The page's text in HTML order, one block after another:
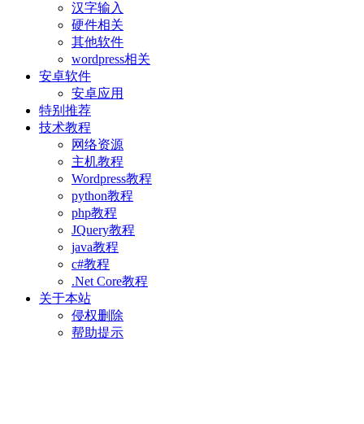
汉字输入
硬件相关
其他软件
wordpress相关
安卓软件
安卓应用
特别推荐
技术教程
网络资源
主机教程
Wordpress教程
python教程
php教程
JQuery教程
java教程
c#教程
.Net Core教程
关于本站
侵权删除
帮助提示